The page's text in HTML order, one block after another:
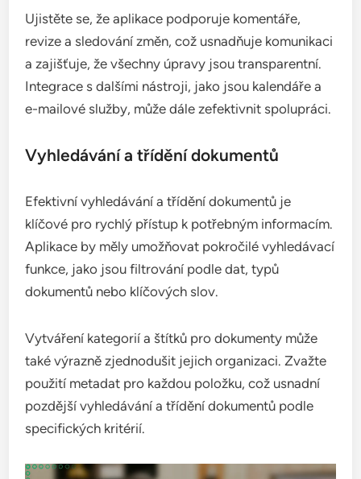
Ujistěte se, že aplikace podporuje komentáře,
revize a sledování změn, což usnadňuje komunikaci
a zajišťuje, že všechny úpravy jsou transparentní.
Integrace s dalšími nástroji, jako jsou kalendáře a
e-mailové služby, může dále zefektivnit spolupráci.
Vyhledávání a třídění dokumentů
Efektivní vyhledávání a třídění dokumentů je
klíčové pro rychlý přístup k potřebným informacím.
Aplikace by měly umožňovat pokročilé vyhledávací
funkce, jako jsou filtrování podle dat, typů
dokumentů nebo klíčových slov.
Vytváření kategorií a štítků pro dokumenty může
také výrazně zjednodušit jejich organizaci. Zvažte
použití metadat pro každou položku, což usnadní
pozdější vyhledávání a třídění dokumentů podle
specifických kritérií.